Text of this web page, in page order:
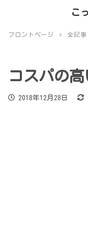
こ
フロントページ 全記事
コスパの
投稿日
2018年12月28日